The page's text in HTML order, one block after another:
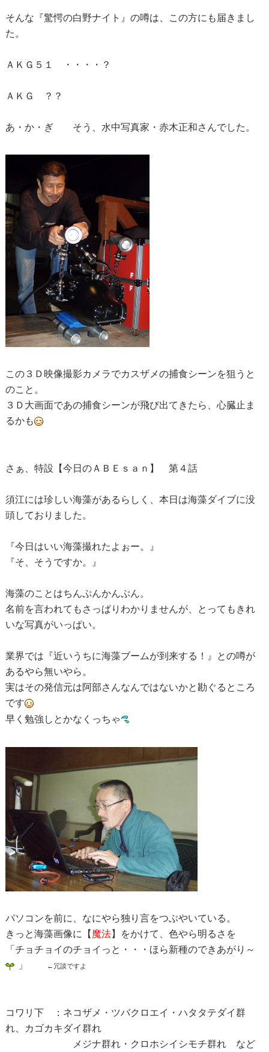
そんな『驚愕の白野ナイト』の噂は、この方にも届きまし
た。
ＡＫＧ５１ ・・・・？
ＡＫＧ ？？
あ・か・ぎ そう、水中写真家・赤木正和さんでした。
この３Ｄ映像撮影カメラでカスザメの捕食シーンを狙うと
のこと。
３Ｄ大画面であの捕食シーンが飛び出てきたら、心臓止ま
るかも
さぁ、特設【今日のＡＢＥｓａｎ】 第４話
須江には珍しい海藻があるらしく、本日は海藻ダイブに没
頭しておりました。
『今日はいい海藻撮れたよぉー。』
『そ、そうですか。』
海藻のことはちんぷんかんぷん。
名前を言われてもさっぱりわかりませんが、とってもきれ
いな写真がいっぱい。
業界では『近いうちに海藻ブームが到来する！』との噂が
あるやら無いやら。
実はその発信元は阿部さんなんではないかと勘ぐるところ
です
早く勉強しとかなくっちゃ
パソコンを前に、なにやら独り言をつぶやいている。
きっと海藻画像に【 魔法】をかけて、色やら明るさを
「チョチョイのチョイっと・・・ほら新種のできあがり～
」
←冗談ですよ
コワリ下 ：ネコザメ・ツバクロエイ・ハタタテダイ群
れ、カゴカキダイ群れ
メジナ群れ・クロホシイシモチ群れ など